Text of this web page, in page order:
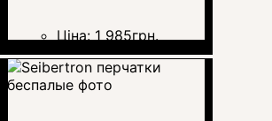
Ціна: 1 985грн.